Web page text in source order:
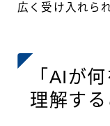
広く受け入れら
「AIが
理解す